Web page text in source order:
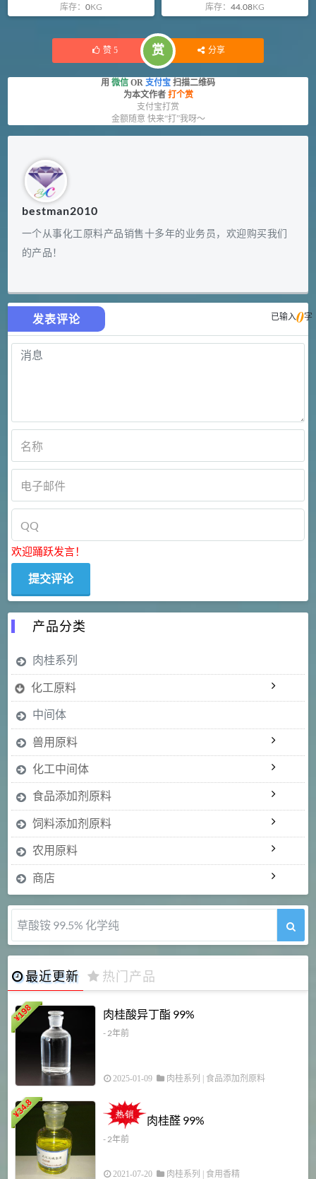
库存： 0KG
库存：44.08KG
赞 5 赏 分享
用 微信 OR 支付宝 扫描二维码
为本文作者 打个赏
支付宝打赏
金额随意 快来“打”我呀～
bestman2010
一个从事化工原料产品销售十多年的业务员，欢迎购买我们
的产品！
发表评论 已输入0字
欢迎踊跃发言！
产品分类
肉桂系列
化工原料
中间体
兽用原料
化工中间体
食品添加剂原料
饲料添加剂原料
农用原料
商店
草酸铵 99.5% 化学纯
最近更新 热门产品
¥
198 肉桂酸异丁酯 99%
- 2年前
2025-01-09 肉桂系列 食品添加剂原料
¥
34.8
肉桂醛 99%
- 2年前
2021-07-20 肉桂系列 食用香精